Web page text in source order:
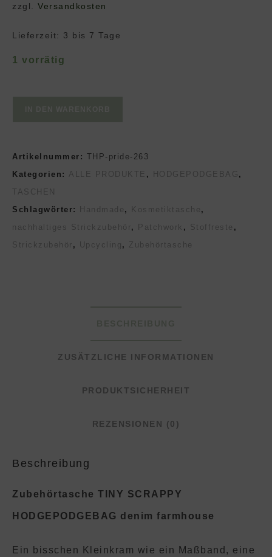
zzgl. Versandkosten
Lieferzeit: 3 bis 7 Tage
1 vorrätig
Artikelnummer: THP-pride-263
Kategorien: ALLE PRODUKTE , HODGEPODGEBAG ,
TASCHEN
Schlagwörter:
Handmade , Kosmetiktasche ,
nachhaltiges Strickzubehör, Patchwork , Stoffreste ,
Strickzubehör , Upcycling , Zubehörtasche
ZUSÄTZLICHE INFORMATIONEN
PRODUKTSICHERHEIT
REZENSIONEN (0)
Beschreibung
Zubehörtasche TINY SCRAPPY
HODGEPODGEBAG denim farmhouse
Ein bisschen Kleinkram wie ein Maßband, eine